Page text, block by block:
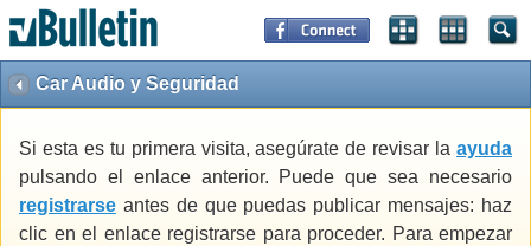
Car Audio y Seguridad
Si esta es tu primera visita, asegúrate de revisar la ayuda
pulsando el enlace anterior. Puede que sea necesario
registrarse antes de que puedas publicar mensajes: haz
clic en el enlace registrarse para proceder. Para empezar